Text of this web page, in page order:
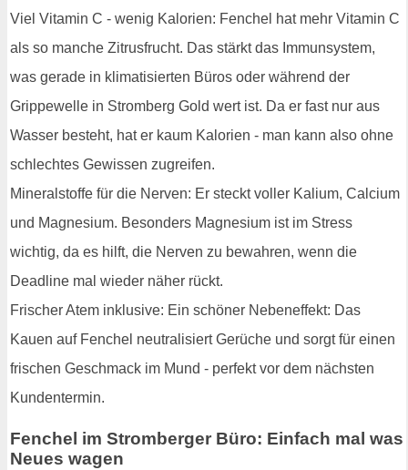
Viel Vitamin C - wenig Kalorien: Fenchel hat mehr Vitamin C
als so manche Zitrusfrucht. Das stärkt das Immunsystem,
was gerade in klimatisierten Büros oder während der
Grippewelle in Stromberg Gold wert ist. Da er fast nur aus
Wasser besteht, hat er kaum Kalorien - man kann also ohne
schlechtes Gewissen zugreifen.
Mineralstoffe für die Nerven: Er steckt voller Kalium, Calcium
und Magnesium. Besonders Magnesium ist im Stress
wichtig, da es hilft, die Nerven zu bewahren, wenn die
Deadline mal wieder näher rückt.
Frischer Atem inklusive: Ein schöner Nebeneffekt: Das
Kauen auf Fenchel neutralisiert Gerüche und sorgt für einen
frischen Geschmack im Mund - perfekt vor dem nächsten
Kundentermin.
Fenchel im Stromberger Büro: Einfach mal was
Neues wagen